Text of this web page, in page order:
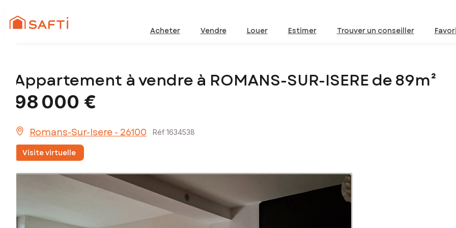
Acheter Vendre Louer Estimer Trouver un conseiller
Appartement à vendre à ROMANS-SUR-ISERE de 89m²
98 000 €
Romans-Sur-Isere - 26100 Réf 1634538
Visite virtuelle